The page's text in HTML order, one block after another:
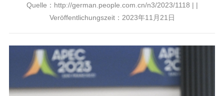
Quelle：http://german.people.com.cn/n3/2023/1118 | |
Veröffentlichungszeit：2023年11月21日